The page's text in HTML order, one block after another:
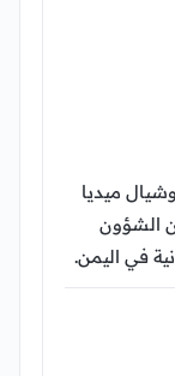
ميديا
الشؤون
في اليمن.